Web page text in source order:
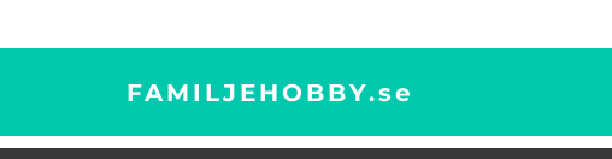
FAMILJEHOBBY.se